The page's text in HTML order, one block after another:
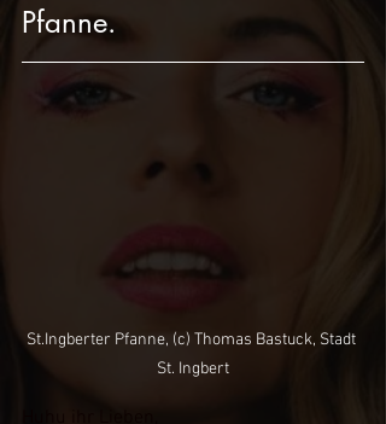
Pfanne.
St.Ingberter Pfanne, (c) Thomas Bastuck, Stadt
St. Ingbert